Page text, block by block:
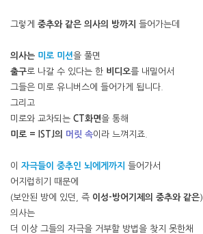
그렇게 중추와 같은 의사의 방까지 들어가는데
의사는 미로 미션을 풀면
출구로 나갈 수 있다는 한 비디오를 내밀어서
그들은 미로 유니버스에 들어가게 됩니다.
그리고
미로와 교차되는 CT화면을 통해
미로 = ISTJ의 머릿 속이라 느껴지죠.
이 자극들이 중추인 뇌에게까지 들어가서
어지럽히기 때문에
(보안된 방에 있던, 즉 이성-방어기제의 중추와 같은)
의사는
더 이상 그들의 자극을 거부할 방법을 찾지 못한채